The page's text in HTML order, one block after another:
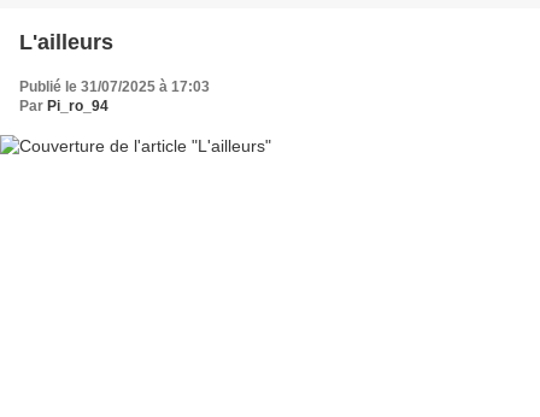
L'ailleurs
Publié le 31/07/2025 à 17:03
Par Pi_ro_94